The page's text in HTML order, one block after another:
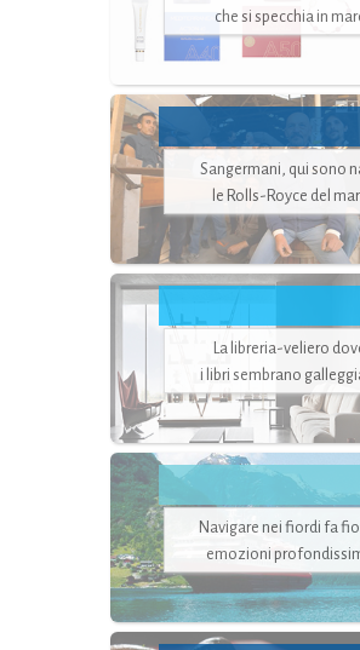
che si specchia in
Sangermani, qui sono
le Rolls-Royce del
La libreria-veliero
i libri sembrano
Navigare nei fiordi fa
emozioni